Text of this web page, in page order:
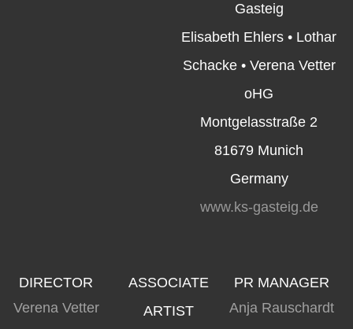
Gasteig
Elisabeth Ehlers • Lothar
Schacke • Verena Vetter
oHG
Montgelasstraße 2
81679 Munich
Germany
www.ks-gasteig.de
DIRECTOR
Verena Vetter
ASSOCIATE
ARTIST
PR MANAGER
Anja Rauschardt